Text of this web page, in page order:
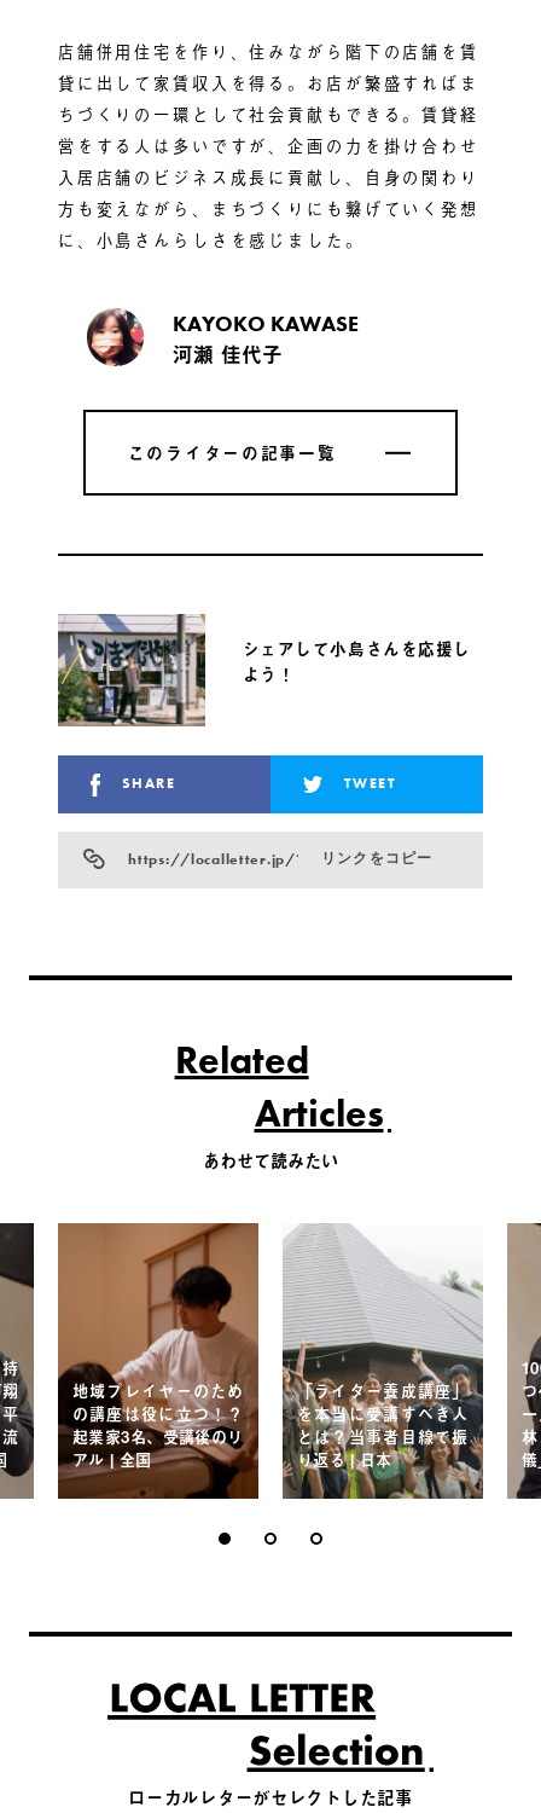
店舗併用住宅を作り、住みながら階下の店舗を賃
貸に出して家賃収入を得る。お店が繁盛すればま
ちづくりの一環として社会貢献もできる。賃貸経
営をする人は多いですが、企画の力を掛け合わせ
入居店舗のビジネス成長に貢献し、自身の関わり
方も変えながら、まちづくりにも繋げていく発想
に、小島さんらしさを感じました。
KAYOKO KAWASE
河瀬 佳代子
このライターの記事一覧
このライターの記事一覧
シェアして小島さんを応援し
よう！
SHARE TWEET
https://localletter.jp/?p=25874リンクをコピー
Related
Articles
あわせて読みたい
地域プレイヤーのため
の講座は役に立つ！？
起業家3名、受講後のリ
アル | 全国
「ライター養成講座」
を本当に受講すべき人
とは？当事者目線で振
り返る | 日本
ローカルレターがセレクトした記事